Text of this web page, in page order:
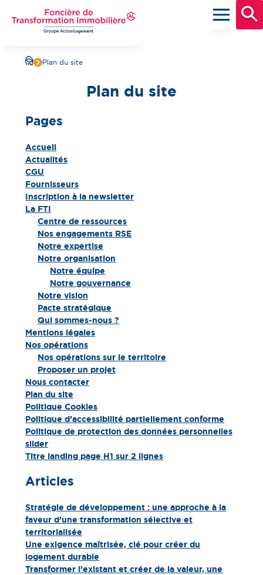
Plan du site
Plan du site
Pages
Accueil
Actualités
CGU
Fournisseurs
Inscription à la newsletter
La FTI
Centre de ressources
Nos engagements RSE
Notre expertise
Notre organisation
Notre équipe
Notre gouvernance
Notre vision
Pacte stratégique
Qui sommes-nous ?
Mentions légales
Nos opérations
Nos opérations sur le territoire
Proposer un projet
Nous contacter
Plan du site
Politique Cookies
Politique d’accessibilité partiellement conforme
Politique de protection des données personnelles
slider
Titre landing page H1 sur 2 lignes
Articles
Stratégie de développement : une approche à la
faveur d’une transformation sélective et
territorialisée
Une exigence maîtrisée, clé pour créer du
logement durable
Transformer l’existant et créer de la valeur, une